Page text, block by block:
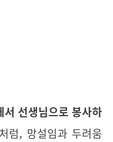
선생님으로 봉사하
럼, 망설임과 두려움